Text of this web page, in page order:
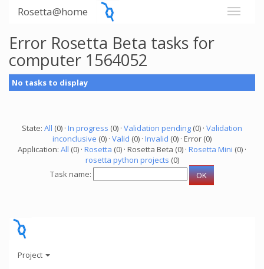
Rosetta@home
Error Rosetta Beta tasks for
computer 1564052
No tasks to display
State: All (0) · In progress (0) · Validation pending (0) · Validation
inconclusive (0) · Valid (0) · Invalid (0) · Error (0)
Application: All (0) · Rosetta (0) · Rosetta Beta (0) · Rosetta Mini (0) ·
rosetta python projects (0)
Task name:
Project